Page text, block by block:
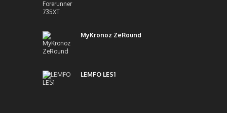
MyKronoz ZeRound
LEMFO LES1